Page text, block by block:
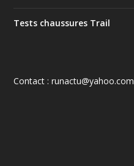
Tests chaussures Trail
Contact : runactu@yahoo.com